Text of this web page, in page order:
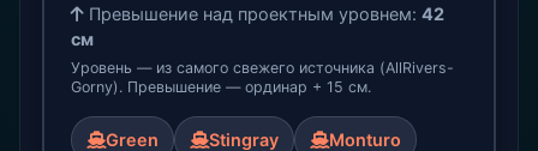
Превышение над проектным уровнем: 42
см
Уровень — из самого свежего источника (AllRivers-
Gorny). Превышение — ординар + 15 см.
Green Stingray Monturo